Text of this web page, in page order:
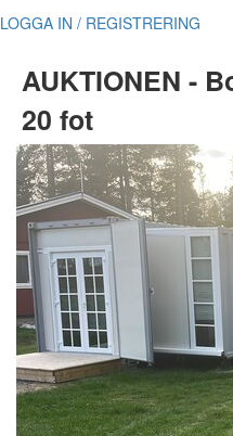
LOGGA IN / REGISTRERING
AUKTIONEN -
20 fot